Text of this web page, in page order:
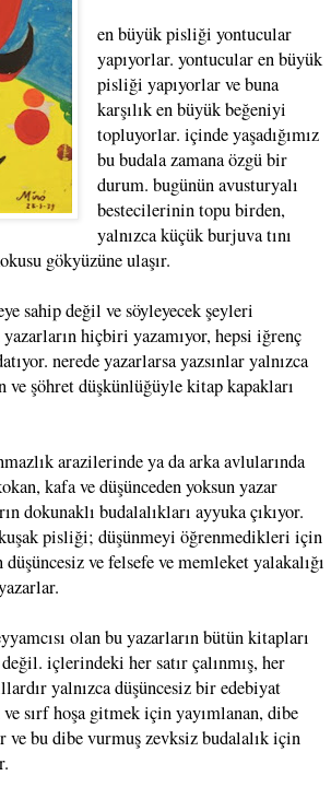
en büyük pisliği yontucular
yapıyorlar. yontucular en büyük
pisliği yapıyorlar ve buna
karşılık en büyük beğeniyi
topluyorlar. içinde yaşadığımız
bu budala zamana özgü bir
durum. bugünün avusturyalı
bestecilerinin topu birden,
yalnızca küçük burjuva tını
gökyüzüne ulaşır.
sahip değil ve söyleyecek şeyleri
hiçbiri yazamıyor, hepsi iğrenç
nerede yazarlarsa yazsınlar yalnızca
şöhret düşkünlüğüyle kitap kapakları
arazilerinde ya da arka avlularında
kafa ve düşünceden yoksun yazar
dokunaklı budalalıkları ayyuka çıkıyor.
pisliği; düşünmeyi öğrenmedikleri için
ve felsefe ve memleket yalakalığı
olan bu yazarların bütün kitapları
içlerindeki her satır çalınmış, her
yalnızca düşüncesiz bir edebiyat
sırf hoşa gitmek için yayımlanan, dibe
ve bu dibe vurmuş zevksiz budalalık için